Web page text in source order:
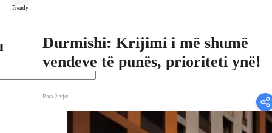
Trendy
Durmishi: Krijimi i më shumë
vendeve të punës, prioriteti ynë!
Para 2 vjet